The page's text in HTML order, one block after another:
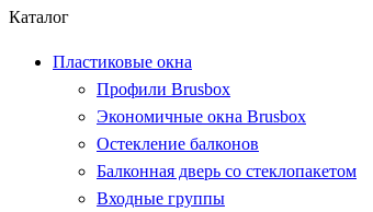
Каталог
Пластиковые окна
Профили Brusbox
Экономичные окна Brusbox
Остекление балконов
Балконная дверь со стеклопакетом
Входные группы